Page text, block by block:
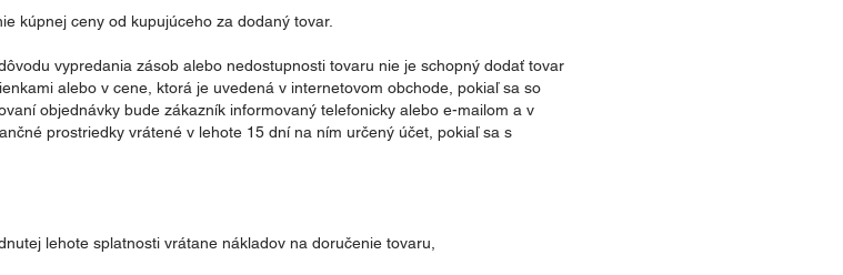
kúpnej ceny od kupujúceho za dodaný tovar.
vypredania zásob alebo nedostupnosti tovaru nie je schopný dodať tovar
alebo v cene, ktorá je uvedená v internetovom obchode, pokiaľ sa so
objednávky bude zákazník informovaný telefonicky alebo e-mailom a v
prostriedky vrátené v lehote 15 dní na ním určený účet, pokiaľ sa s
lehote splatnosti vrátane nákladov na doručenie tovaru,